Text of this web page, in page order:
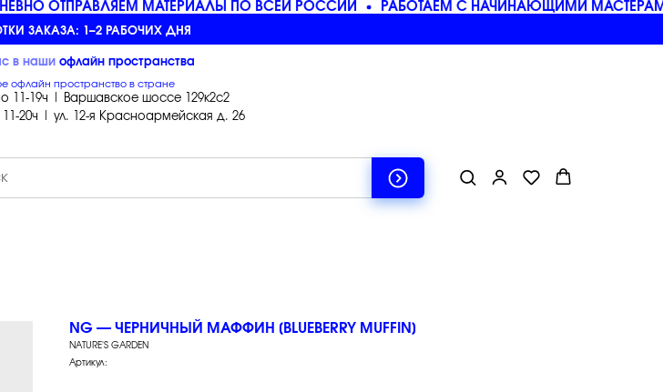
ОТПРАВЛЯЕМ МАТЕРИАЛЫ ПО ВСЕЙ РОССИИ РАБОТАЕМ С НАЧИНАЮЩИМИ
ЗАКАЗА: 1–2 РАБОЧИХ ДНЯ
в наши офлайн пространства
офлайн пространство в стране
11-19ч | Варшавское шоссе 129к2с2
20ч | ул. 12-я Красноармейская д. 26
NG — ЧЕРНИЧНЫЙ МАФФИН [BLUEBERRY MUFFIN]
NATURE'S GARDEN
Артикул: